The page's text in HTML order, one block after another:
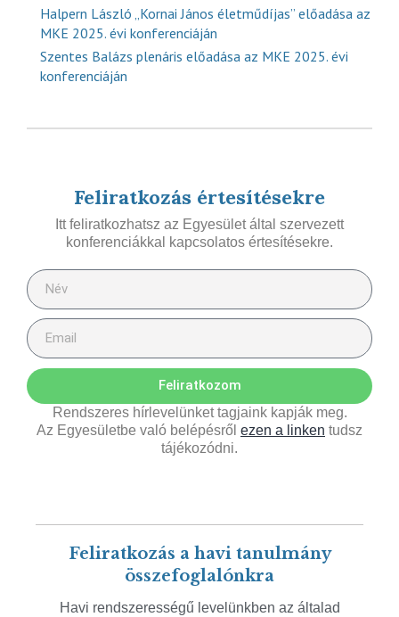
Halpern László „Kornai János életműdíjas” előadása az
MKE 2025. évi konferenciáján
Szentes Balázs plenáris előadása az MKE 2025. évi
konferenciáján
Feliratkozás értesítésekre
Itt feliratkozhatsz az Egyesület által szervezett
konferenciákkal kapcsolatos értesítésekre.
Feliratkozom
Rendszeres hírlevelünket tagjaink kapják meg.
Az Egyesületbe való belépésről ezen a linken tudsz
tájékozódni.
Feliratkozás a havi tanulmány
összefoglalónkra
Havi rendszerességű levelünkben az általad